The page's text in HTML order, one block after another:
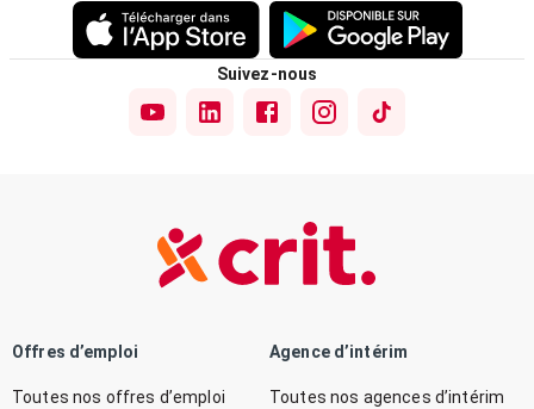
Suivez-nous
Offres d’emploi
Toutes nos offres d’emploi
Agence d’intérim
Toutes nos agences d’intérim